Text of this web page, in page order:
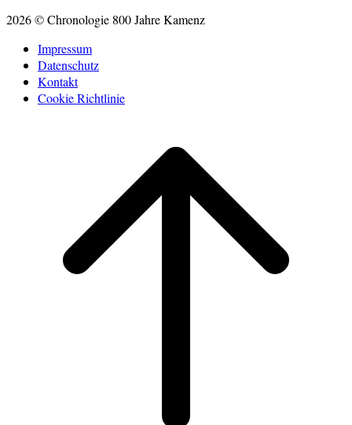
2026 © Chronologie 800 Jahre Kamenz
Impressum
Datenschutz
Kontakt
Cookie Richtlinie